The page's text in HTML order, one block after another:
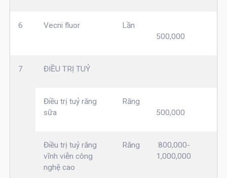
6 Vecni fluor
Lần
500,000
7 ĐIỀU TRỊ TUỶ
Điều trị tuỷ răng
sữa
Răng
500,000
Điều trị tuỷ răng
vĩnh viễn công
nghệ cao
Răng
800,000-
1,000,000